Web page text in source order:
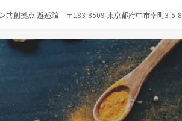
共創拠点 邂逅館 〒183-8509 東京都府中市幸町3-5-8